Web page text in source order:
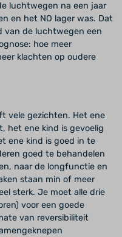
luchtwegen na een jaar
en het NO lager was. Dat
van de luchtwegen een
hoe meer
klachten op oudere
vele gezichten. Het ene
het ene kind is gevoelig
ene kind is goed in te
goed te behandelen
naar de longfunctie en
staan min of meer
sterk. Je moet alle drie
voor een goede
van reversibiliteit